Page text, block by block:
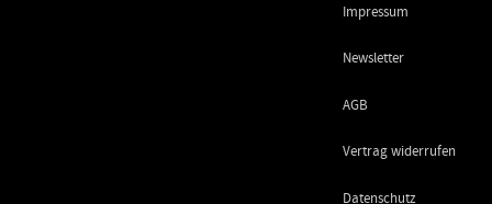
Impressum
Newsletter
AGB
Vertrag widerrufen
Datenschutz